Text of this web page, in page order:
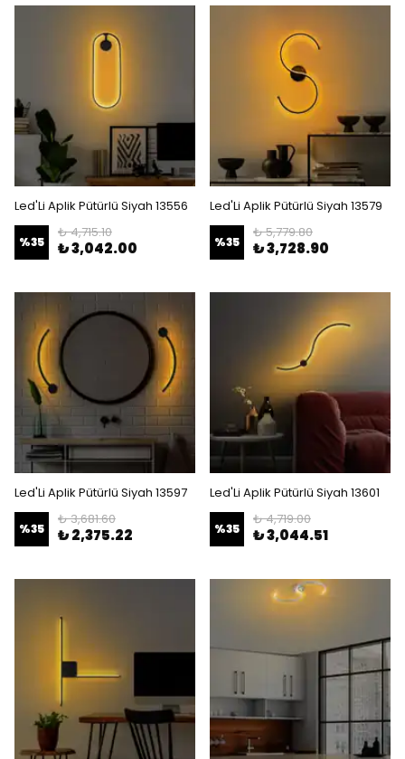
Led'Li Aplik Pütürlü Siyah 13556
%35
₺ 4,715.10
₺ 3,042.00
Led'Li Aplik Pütürlü Siyah 13579
%35
₺ 5,779.80
₺ 3,728.90
Led'Li Aplik Pütürlü Siyah 13597
%35
₺ 3,681.60
₺ 2,375.22
Led'Li Aplik Pütürlü Siyah 13601
%35
₺ 4,719.00
₺ 3,044.51